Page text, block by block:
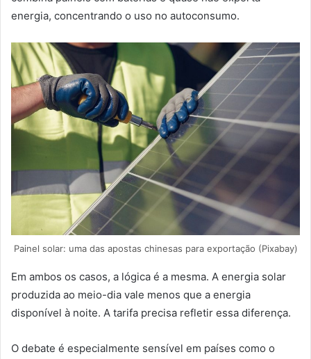
energia, concentrando o uso no autoconsumo.
Painel solar: uma das apostas chinesas para exportação (Pixabay)
Em ambos os casos, a lógica é a mesma. A energia solar
produzida ao meio-dia vale menos que a energia
disponível à noite. A tarifa precisa refletir essa diferença.
O debate é especialmente sensível em países como o